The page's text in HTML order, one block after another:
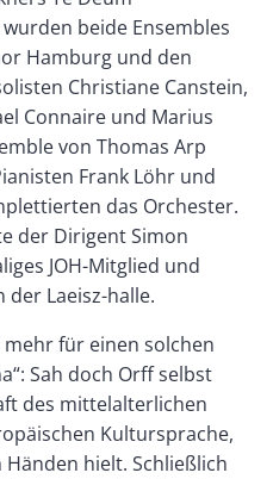
beide Ensembles
Hamburg und den
Christiane Canstein,
Connaire und Marius
von Thomas Arp
Frank Löhr und
das Orchester.
der Dirigent Simon
JOH-Mitglied und
Laeisz-halle.
für einen solchen
Sah doch Orff selbst
des mittelalterlichen
Kultursprache,
hielt. Schließlich